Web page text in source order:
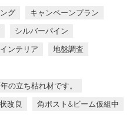
グ キャンペーンプラン
シルバーパイン
ンテリア 地盤調査
の立ち枯れ材です。
改良 角ポスト&ビーム仮組中